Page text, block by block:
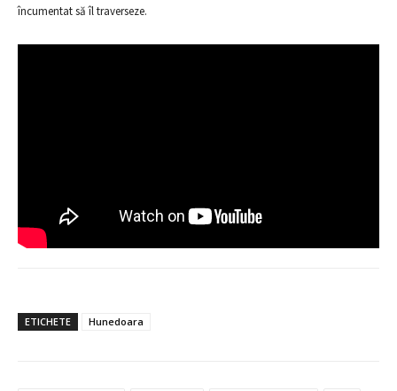
încumentat să îl traverseze.
ETICHETE Hunedoara